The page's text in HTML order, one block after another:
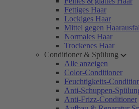
Fettiges Haar
Lockiges Haar
Mittel gegen
Normales Haar
Trockenes Haar
Conditioner & Spülung
Alle anzeigen
Color-Conditioner
Feuchtigkeits-
Anti-Schuppen-
Anti-Frizz-Conditioner